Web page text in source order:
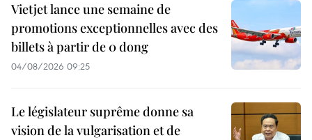
Vietjet lance une semaine de
promotions exceptionnelles avec des
billets à partir de 0 dong
04/08/2026 09:25
Le législateur suprême donne sa
vision de la vulgarisation et de